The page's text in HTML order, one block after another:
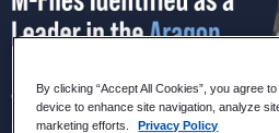
By clicking “Accept All Cookies”, you agree
device to enhance site navigation, analyze
marketing efforts.
Privacy Policy